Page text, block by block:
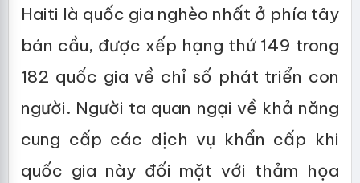
Haiti là quốc gia nghèo nhất ở phía tây
bán cầu, được xếp hạng thứ 149 trong
182 quốc gia về chỉ số phát triển con
người. Người ta quan ngại về khả năng
cung cấp các dịch vụ khẩn cấp khi
quốc gia này đối mặt với thảm họa